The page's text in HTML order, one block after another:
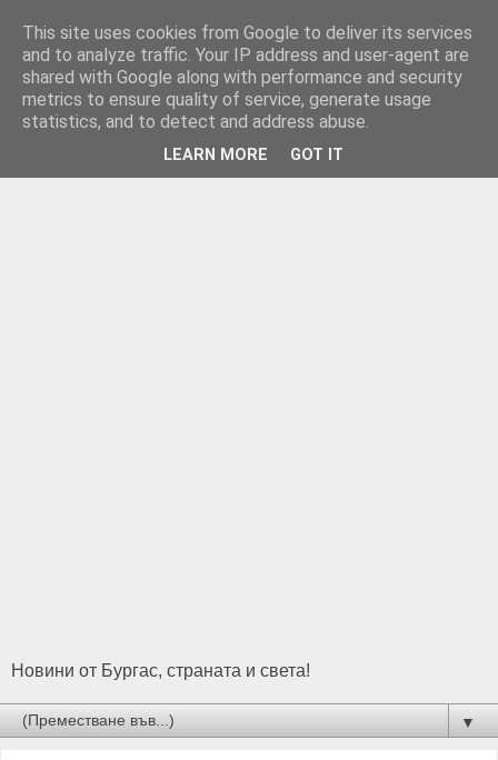
Новини от Бургас, страната и света!
▼
This site uses cookies from Google to deliver its services
and to analyze traffic. Your IP address and user-agent are
shared with Google along with performance and security
metrics to ensure quality of service, generate usage
statistics, and to detect and address abuse.
LEARN MORE GOT IT